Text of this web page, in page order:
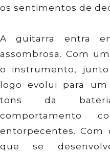
os sentimentos de
A guitarra entra
assombrosa. Com
o instrumento,
logo evolui para
tons da
comportamento
entorpecentes.
que se